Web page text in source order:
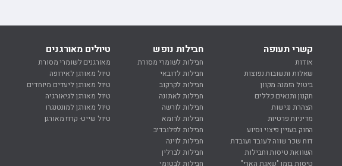
קשרי תעופה
אודות
שאלות ותשובות נפוצות
ביטול הזמנה מקוון
תקנון ותנאים כללים
הצהרת נגישות
מדיניות פרטיות
החוק בעניין פיצוי וסיוע
דוח שכר שווה לעובד ועובדת
השוואת טיסות וחבילות
טיסות בזמן "שאגת הארי"
חבילות נופש
חבילות לשומרי מסורת
חבילות לדובאי
חבילות לקרקוב
חבילות לאתונה
חבילות לורשה
חבילות לרומא
חבילות לפלובדיב
חבילות לוינה
חבילות לברלין
חבילות לבטומי
טיולים מאורגנים
מאורגנים לשומרי מסורת
טיול מאורגן לאירופה
טיול מאורגן ליעדים מיוחדים
טיול מאורגן לגיאורגיה
טיול מאורגן למונטנגרו
טיול שייט- קרוז מאורגן